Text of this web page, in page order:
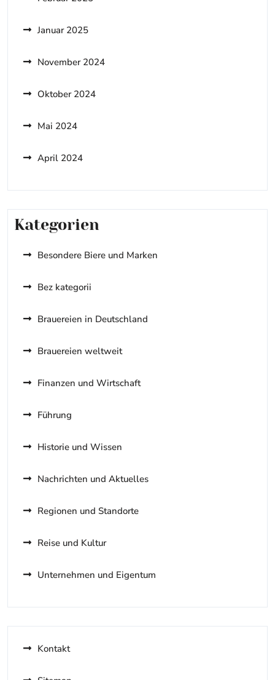
Januar 2025
November 2024
Oktober 2024
Mai 2024
April 2024
Kategorien
Besondere Biere und Marken
Bez kategorii
Brauereien in Deutschland
Brauereien weltweit
Finanzen und Wirtschaft
Führung
Historie und Wissen
Nachrichten und Aktuelles
Regionen und Standorte
Reise und Kultur
Unternehmen und Eigentum
Kontakt